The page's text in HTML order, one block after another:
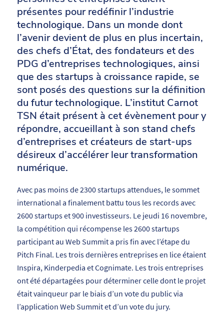
présentes pourredéfinirl’industrie
technologique. Dans un monde dont
l’avenirdevientde plus en plus incertain,
des chefs d’État, des fondateurs etdes
PDG d’entreprises technologiques, ainsi
que des startups à croissance rapide, se
sont posés des questions surla définition
du futurtechnologique. L’institut Carnot
TSN était présent à cet évènement pour y
répondre, accueillant à son stand chefs
d’entreprises et créateurs de start-ups
désireux d’accélérer leur transformation
numérique.
Avec pas moins de2300startups attendues, le sommet
international a finalement battu tous les recordsavec
2600startupset900 investisseurs. Le jeudi 16 novembre,
la compétition qui récompense les2600startups
participantau Web Summita prisfin avec l’étapedu
Pitch Final. Lestroisdernièresentreprisesen liceétaient
Inspira, Kinderpedia etCognimate. Lestroisentreprises
ontétédépartagées pourdéterminercelledont le projet
étaitvainqueur par le biaisd’un votedu publicvia
l’application Web Summitetd’un votedu jury.